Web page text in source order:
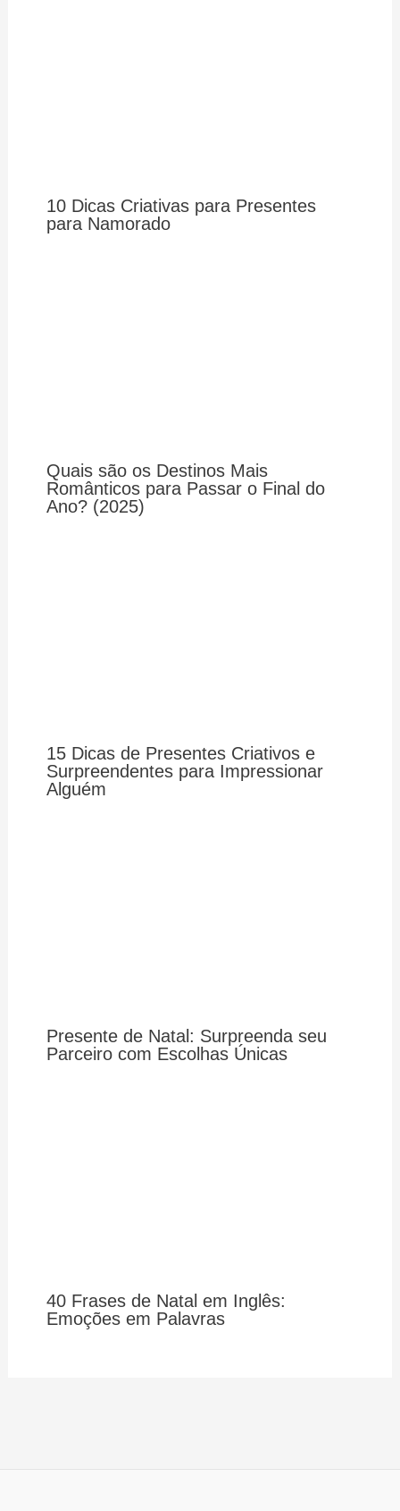
10 Dicas Criativas para Presentes
para Namorado
Quais são os Destinos Mais
Românticos para Passar o Final do
Ano? (2025)
15 Dicas de Presentes Criativos e
Surpreendentes para Impressionar
Alguém
Presente de Natal: Surpreenda seu
Parceiro com Escolhas Únicas
40 Frases de Natal em Inglês:
Emoções em Palavras